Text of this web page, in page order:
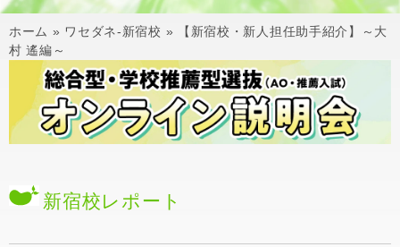
ホーム » ワセダネ-新宿校 »
【新宿校・新人担任助手紹介】～大
村 遙編～
新宿校レポート